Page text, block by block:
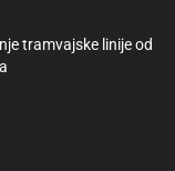
tramvajske linije od